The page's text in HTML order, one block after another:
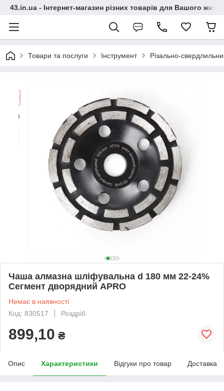
43.in.ua - Інтернет-магазин різних товарів для Вашого
Товари та послуги Інструмент Різально-
Чаша алмазна шліфувальна d 180 мм 22-24%
Сегмент дворядний APRO
Немає в наявності
Код: 830517
Роздріб
899,10 ₴
Опис Характеристики Відгуки про товар Доставка